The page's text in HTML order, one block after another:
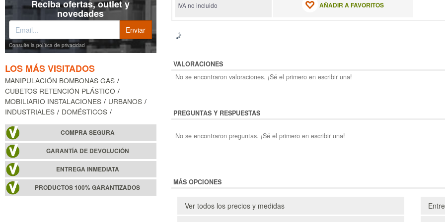
Reciba ofertas, outlet y
novedades
Consulte la política de privacidad
LOS MÁS VISITADOS
MANIPULACIÓN BOMBONAS GAS
CUBETOS RETENCIÓN PLÁSTICO
MOBILIARIO INSTALACIONES
URBANOS
INDUSTRIALES
DOMÉSTICOS
COMPRA SEGURA
GARANTÍA DE DEVOLUCIÓN
ENTREGA INMEDIATA
PRODUCTOS 100% GARANTIZADOS
IVA no incluido AÑADIR A FAVORITOS
VALORACIONES
No se encontraron valoraciones. ¡Sé el primero en escribir una!
PREGUNTAS Y RESPUESTAS
No se encontraron preguntas. ¡Sé el primero en escribir una!
MÁS OPCIONES
Ver todos los precios y medidas